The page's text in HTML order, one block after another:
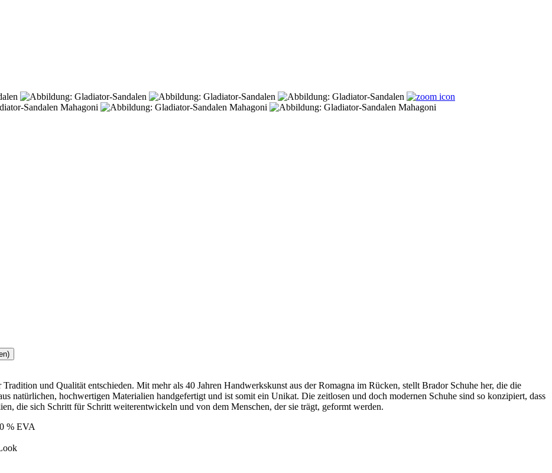
und Qualität entschieden. Mit mehr als 40 Jahren Handwerkskunst aus der Romagna im Rücken, stellt Brador Schuhe her, die die
natürlichen, hochwertigen Materialien handgefertigt und ist somit ein Unikat. Die zeitlosen und doch modernen Schuhe sind so konzipiert, dass
die sich Schritt für Schritt weiterentwickeln und von dem Menschen, der sie trägt, geformt werden.
% EVA